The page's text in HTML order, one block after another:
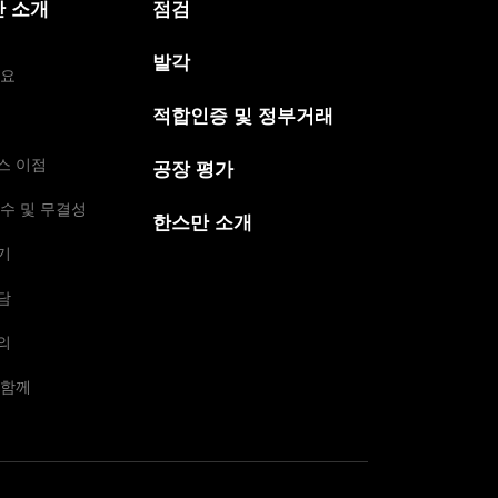
소개
이점
및 무결성
께
점검
발각
적합인증 및 정부거래
공장 평가
한스만 소개